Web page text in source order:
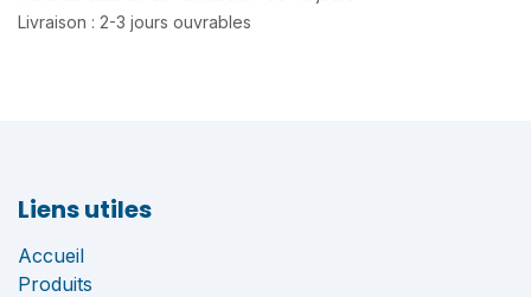
Livraison : 2-3 jours ouvrables
Liens utiles
Accueil
Produits